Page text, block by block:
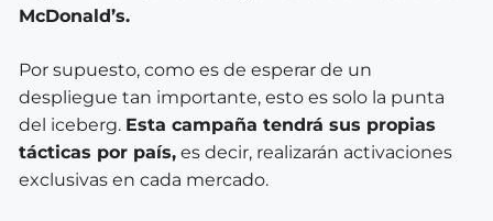
McDonald’s.
Por supuesto, como es de esperar de un
despliegue tan importante, esto es solo la punta
del iceberg. Esta campaña tendrá sus propias
tácticas por país, es decir, realizarán activaciones
exclusivas en cada mercado.